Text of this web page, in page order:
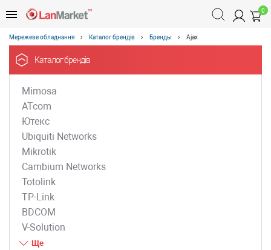
0
Мережеве обладнання Каталог брендів Бренды Ajax
Каталог брендів
Mimosa
ATcom
Ютекс
Ubiquiti Networks
Mikrotik
Cambium Networks
Totolink
TP-Link
BDCOM
V-Solution
ZTE